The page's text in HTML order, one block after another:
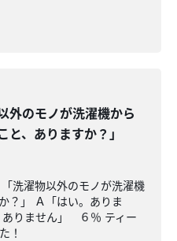
外のモノが洗濯機から
と、ありますか？」
洗濯物以外のモノが洗濯機
？」 Ａ「はい。ありま
りません」 ６％ ティー
！